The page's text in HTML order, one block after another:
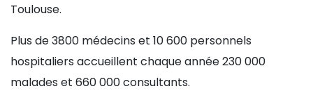
Toulouse.
Plus de 3800 médecins et 10 600 personnels
hospitaliers accueillent chaque année 230 000
malades et 660 000 consultants.